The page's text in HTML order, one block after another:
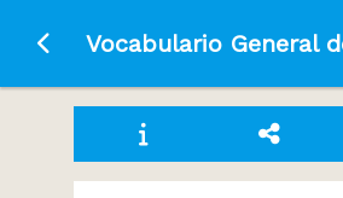
Ir a la página principal
Vocabulario General